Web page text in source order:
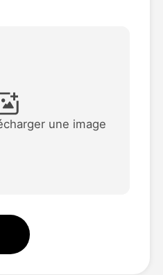
les modèles
une image